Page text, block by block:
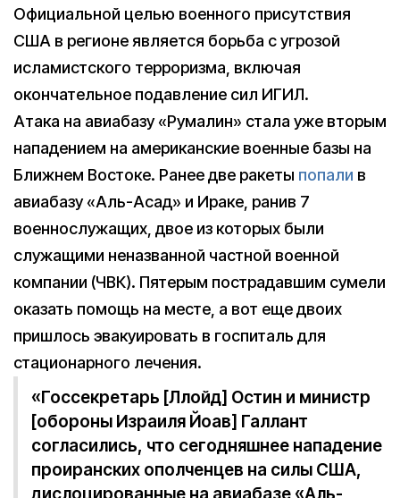
Официальной целью военного присутствия
США в регионе является борьба с угрозой
исламистского терроризма, включая
окончательное подавление сил ИГИЛ.
Атака на авиабазу «Румалин» стала уже вторым
нападением на американские военные базы на
Ближнем Востоке. Ранее две ракеты попали в
авиабазу «Аль-Асад» и Ираке, ранив 7
военнослужащих, двое из которых были
служащими неназванной частной военной
компании (ЧВК). Пятерым пострадавшим сумели
оказать помощь на месте, а вот еще двоих
пришлось эвакуировать в госпиталь для
стационарного лечения.
«Госсекретарь [Ллойд] Остин и министр
[обороны Израиля Йоав] Галлант
согласились, что сегодняшнее нападение
проиранских ополченцев на силы США,